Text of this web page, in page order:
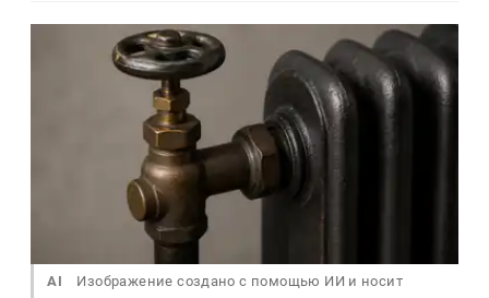
AI
Изображение создано с помощью ИИ и носит